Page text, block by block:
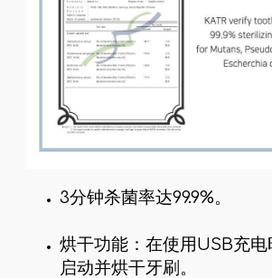
3分钟杀菌率达99.9%。
烘干功能：在使用USB充电
启动并烘干牙刷。